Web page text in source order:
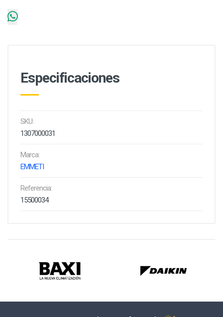
Especificaciones
SKU:
1307000031
Marca:
EMMETI
Referencia:
15500034